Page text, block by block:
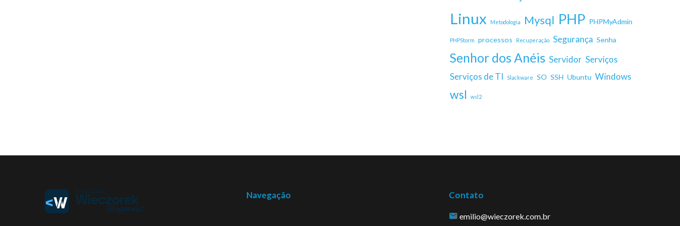
Linux Metodologia Mysql PHP PHPMyAdmin
PHPStorm processos Recuperação Segurança Senha
Senhor dos Anéis Servidor Serviços
Serviços de TI
Slackware SO SSH Ubuntu Windows
wsl wsl2
Navegação Contato
emilio@wieczorek.com.br